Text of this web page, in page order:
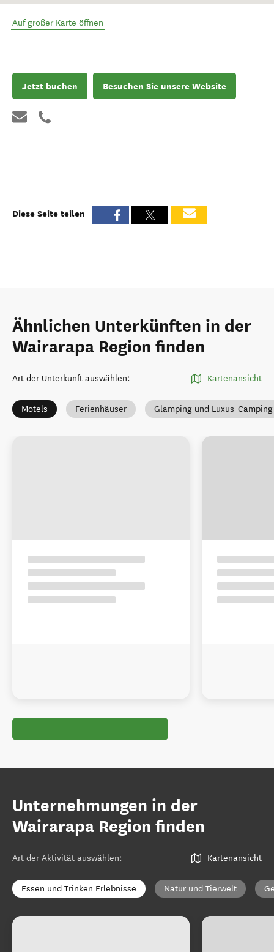
Auf großer Karte öffnen
Jetzt buchen Besuchen Sie unsere Website
Diese Seite teilen
Ähnlichen Unterkünften in der
Wairarapa Region finden
Art der Unterkunft auswählen: Kartenansicht
Motels Ferienhäuser Glamping und Luxus-Camping
Unternehmungen in der
Wairarapa Region finden
Art der Aktivität auswählen: Kartenansicht
Essen und Trinken Erlebnisse Natur und Tierwelt